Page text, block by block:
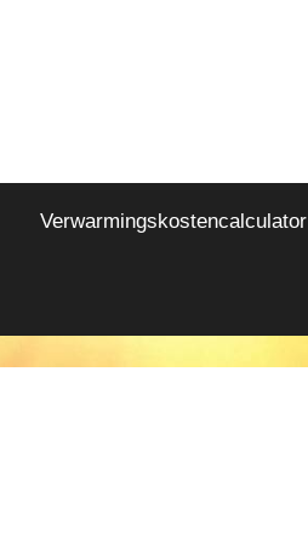
Verwarmingskostencalculator